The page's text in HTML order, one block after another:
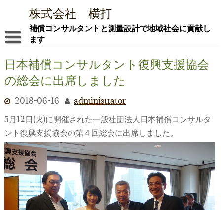
株式会社 横打
補償コンサルタントと測量設計で地域社会に貢献し
ます
ごあいさつ ―新社屋でともに社会貢献を―
会社概要
社屋紹介
業務内容
i-Con
採用情報
お問合せ
ブログ
日本補償コンサルタント復興支援協会
の総会に出席しました
2018-06-16
administrator
5月12日(火)に開催された一般社団法人日本補償コンサルタ
ント復興支援協会の第４回総会に出席しました。